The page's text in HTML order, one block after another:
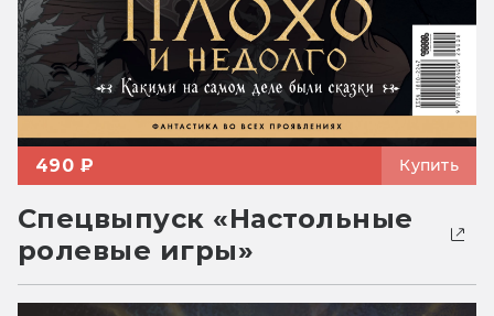
490 ₽ Купить
Спецвыпуск «Настольные
ролевые игры»